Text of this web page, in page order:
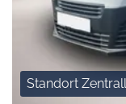
Standort